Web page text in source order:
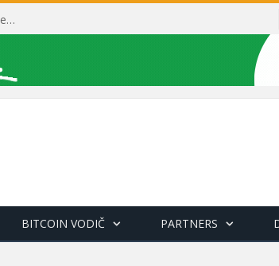
Toni Milun postao “milijarder”! Vrhunska predavanja i 1700 posjetitelja obilježili su mjesec financijske pismenosti
BITCOIN VODIČ PARTNERS